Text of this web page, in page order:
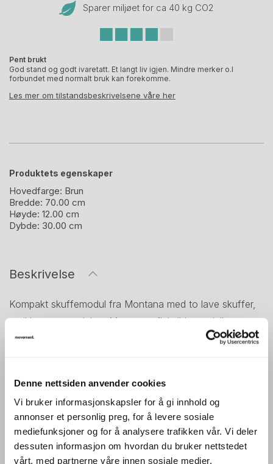
Denne nettsiden anvender cookies
Vi bruker informasjonskapsler for å gi innhold og
annonser et personlig preg, for å levere sosiale
mediefunksjoner og for å analysere trafikken vår. Vi deler
dessuten informasjon om hvordan du bruker nettstedet
vårt, med partnerne våre innen sosiale medier,
Sparer miljøet for ca 40 kg CO2
Pent brukt
God stand og godt ivaretatt. Et langt liv igjen. Mindre merker o.l
forbundet med normalt bruk kan forekomme.
Les mer om tilstandsbeskrivelsene våre her
Produktets egenskaper
Hovedfarge: Brun
Bredde: 70.00 cm
Høyde: 12.00 cm
Dybde: 30.00 cm
Beskrivelse
Kompakt skuffemodul fra Montana med to lave skuffer,
utviklet som en del av Montanas fleksible modulbaserte
oppbevaringssystem. Den lave høyden gjør modulen
Med bredde på 70 cm og dybde på 30 cm passer
modulen fint sammen med andre Montana-moduler eller
som et selvstendig oppbevaringselement i kontor,
møterom eller hjemmemiljøer. Den kan også kombineres